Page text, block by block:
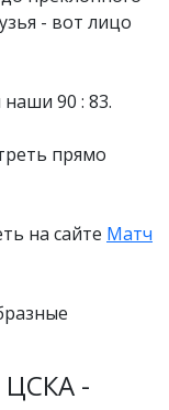
- вот лицо
90 : 83.
прямо
на сайте Матч
-